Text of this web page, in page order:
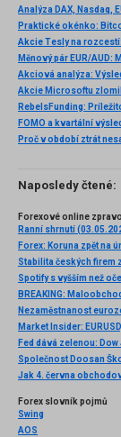
Akcie Tesly na
Měnový pár EUR/AUD:
RebelsFunding:
FOMO a kvartální
Proč v období ztrát
Naposledy čtené:
Forexové online
Ranní shrnutí
Forex: Koruna zpět na
Nezaměstnanost
Market Insider:
Fed dává zelenou:
Forex slovník pojmů
Swing
AOS